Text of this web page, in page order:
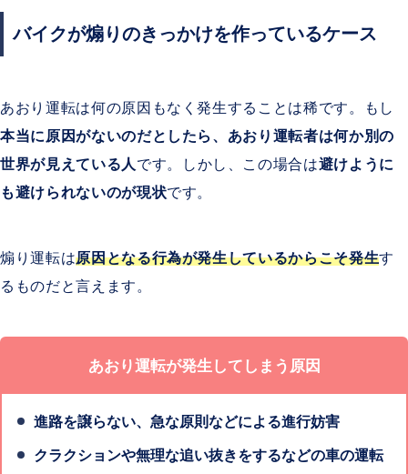
バイクが煽りのきっかけを作っているケース
あおり運転は何の原因もなく発生することは稀です。もし
本当に原因がないのだとしたら、あおり運転者は何か別の
世界が見えている人 です。しかし、この場合は避けように
も避けられないのが現状です。
煽り運転は原因となる行為が発生しているからこそ発生す
るものだと言えます。
あおり運転が発生してしまう原因
進路を譲らない、急な原則などによる進行妨害
クラクションや無理な追い抜きをするなどの車の運転